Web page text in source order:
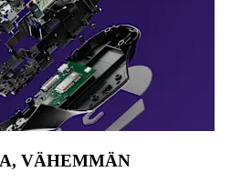
VÄHEMMÄN